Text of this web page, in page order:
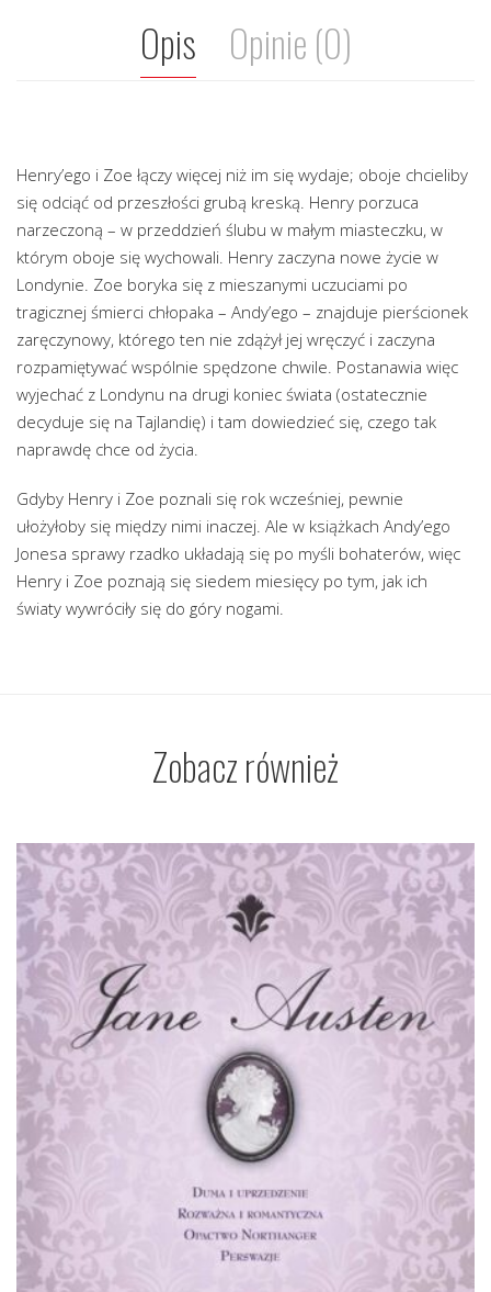
Opis Opinie (0)
Henry’ego i Zoe łączy więcej niż im się wydaje; oboje chcieliby
się odciąć od przeszłości grubą kreską. Henry porzuca
narzeczoną – w przeddzień ślubu w małym miasteczku, w
którym oboje się wychowali. Henry zaczyna nowe życie w
Londynie. Zoe boryka się z mieszanymi uczuciami po
tragicznej śmierci chłopaka – Andy’ego – znajduje pierścionek
zaręczynowy, którego ten nie zdążył jej wręczyć i zaczyna
rozpamiętywać wspólnie spędzone chwile. Postanawia więc
wyjechać z Londynu na drugi koniec świata (ostatecznie
decyduje się na Tajlandię) i tam dowiedzieć się, czego tak
naprawdę chce od życia.
Gdyby Henry i Zoe poznali się rok wcześniej, pewnie
ułożyłoby się między nimi inaczej. Ale w książkach Andy’ego
Jonesa sprawy rzadko układają się po myśli bohaterów, więc
Henry i Zoe poznają się siedem miesięcy po tym, jak ich
światy wywróciły się do góry nogami.
Zobacz również